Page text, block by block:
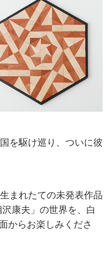
を駆け巡り、ついに彼
まれたての未発表作品
康夫」の世界を、白
からお楽しみくださ